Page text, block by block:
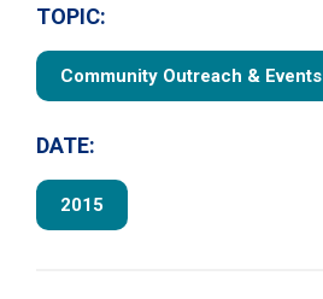
TOPIC:
Community Outreach & Events
DATE:
2015